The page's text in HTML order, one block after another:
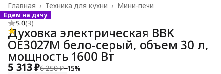
Мини-печи
Техника для кухни ›
Главная ›
Едем на дачу
5.0(3)
Духовка электрическая BBK
OE3027M бело-серый, объем 30 л,
мощность 1600 Вт
5 313 ₽6 250 ₽−15%